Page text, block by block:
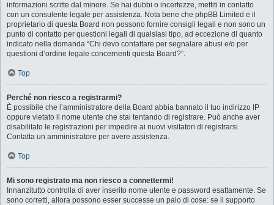
informazioni scritte dal minore. Se hai dubbi o incertezze, mettiti in contatto
con un consulente legale per assistenza. Nota bene che phpBB Limited e il
proprietario di questa Board non possono fornire consigli legali e non sono un
punto di contatto per questioni legali di qualsiasi tipo, ad eccezione di quanto
indicato nella domanda “Chi devo contattare per segnalare abusi e/o per
questioni d’ordine legale concernenti questa Board?”.
Top
Perché non riesco a registrarmi?
È possibile che l’amministratore della Board abbia bannato il tuo indirizzo IP
oppure vietato il nome utente che stai tentando di registrare. Può anche aver
disabilitato le registrazioni per impedire ai nuovi visitatori di registrarsi.
Contatta un amministratore per avere assistenza.
Top
Mi sono registrato ma non riesco a connettermi!
Innanzitutto controlla di aver inserito nome utente e password esattamente. Se
sono corretti, allora possono esser successe un paio di cose: se il supporto